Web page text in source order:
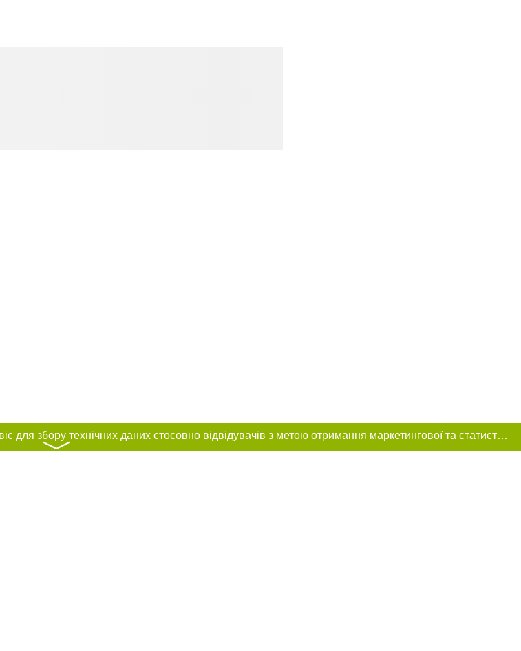
Цей сайт використовує «cookies». Також веб-сайт використовує інтернет-сервіс для збору технічних даних стосовно відвідувачів з метою отримання маркетингової та статистичної інформації. Умови обробки даних відвідувачів сайту див.
〉